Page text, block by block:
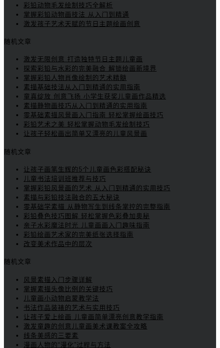
彩铅动物毛发绘制技巧全解析
掌握彩铅动物画技法 从入门到精通
激发孩子艺术天赋的节日主题绘画创意
随机文章
激发无限创意 打造独特节日主题儿童画
探索彩铅与水彩的完美融合 解锁绘画新境界
掌握彩铅人物肖像绘制的艺术精髓
素描基础技法从入门到精通的实用指南
童真绽放 创意飞扬 小学生获奖儿童画作品精选
素描静物画技巧从入门到精通的实用指南
零基础素描风景画入门指南 轻松掌握绘画技巧
彩铅艺术之美 轻松掌握动物毛发绘制技巧
让孩子轻松画出简单又漂亮的儿童风景画
随机文章
让孩子画笔生辉的5个儿童画色彩搭配秘诀
儿童书法培训班推荐与技巧
掌握彩铅风景画的艺术 从入门到精通的实用技巧
素描与彩铅技法融合的五大秘诀
零基础学素描 从静物写生到线条掌控的完整指南
彩铅叠色技巧图解 轻松掌握色彩叠加奥秘
亲子水彩魔法时光 儿童画画入门趣味指南
彩铅绘画艺术家的完美纸张选择指南
改变美术作品中的层次
随机文章
风景素描入门步骤详解
掌握素描头像比例的关键技巧
儿童画小动物启蒙教学法
书法作品装裱的艺术与实用技巧
让孩子爱上绘画 儿童画简单漂亮创意教学指南
激发童趣的创意儿童画美术课教案全攻略
线条美感的三要素
漫画人物的“漫化”过程与方法